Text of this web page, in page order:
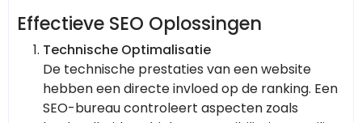
Effectieve SEO Oplossingen
Technische Optimalisatie
De technische prestaties van een website
hebben een directe invloed op de ranking. Een
SEO-bureau controleert aspecten zoals